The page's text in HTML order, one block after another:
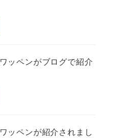
ッペンがブログで紹介
ッペンが紹介されまし